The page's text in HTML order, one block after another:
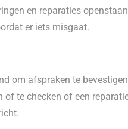
en reparaties
er iets misgaat.
om afspraken te
of te checken of een